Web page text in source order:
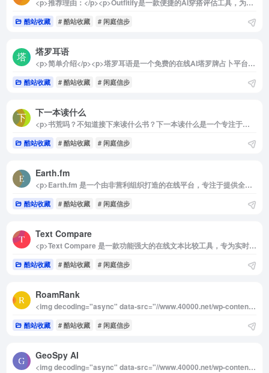
<p>推荐理由：</p><p>Outfitify是一款便捷的AI穿搭评估工具，为用户提供全面、即时的穿搭建议。无需注册，即可通过上传穿搭照片获得评分，AI会根据时尚趋势和搭配原则给出详细的分析和优化建议。无论是日常穿搭还是重要场合，Outfitify都能帮助用户轻松找到最适合的搭配风格，提升个人形象，是一款时尚爱好者的必备工具。</p><img decoding="async" data-src="//www.40000.net/wp-content/uploads/2024/12/20241215075613-675e8b9db14da.jpg" src="https://www.40000.net/wp-content/themes/onenav/images/t.png" alt="Outfitify"><p>详细介绍：</p><p>Outfitify 是一款完全免费的在线AI穿搭评估平台，致力于帮助用户改善和提升个人穿衣风格。用户只需上传自己的穿搭照片，AI系统就会进行详细的评分和分析，提供客观、细致的评估。除了评分，Outfitify还提供针对不同风格、场合的搭配建议，展示更适合的示例，帮助用户找到符合自身特点的穿衣风格。平台的核心算法基于时尚美学与流行趋势的融合，使建议既实用又富有时尚感。</p><p>Outfitify不仅适用于日常穿搭的优化，也适合用于特定场合的形象提升。用户可以从这款工具中获取切合潮流的时尚建议，迅速提高自己的穿搭品位，而免注册的设计使得体验更加便捷。对于任何想要提升个人时尚感的用户来说，Outfitify都是一个值得尝试的选择。</p><img decoding="async" data-src="//www.40000.net/wp-content/uploads/2024/12/20241215075616-675e8ba00779b.webp" src="https://www.40000.net/wp-content/themes/onenav/images/t.png" alt="Outfitify">
酷站收藏 # 酷站收藏 # 闲庭信步
塔罗耳语
<p>简单介绍</p><p>塔罗耳语是一个免费的在线AI塔罗牌占卜平台，利用人工智能技术提供精准的爱情、事业、学业等运势解读。用户可以从多个风格各异的塔罗师中挑选解答者，使得每次占卜都更具个性化。</p><img decoding="async" data-src="//www.40000.net/wp-content/uploads/2024/12/20241215075620-675e8ba439b49.webp" src="https://www.40000.net/wp-content/themes/onenav/images/t.png" alt="塔罗耳语"><p>详细介绍</p><p>塔罗耳语致力于为用户提供专业而独特的AI塔罗牌解读体验，突破了传统的塔罗牌占卜形式，结合AI技术让占卜更便捷和精准。不同于其他AI塔罗平台，塔罗耳语允许用户根据个人偏好选择塔罗师，体验不同风格的解读。平台会根据用户的问题智能推荐最佳的牌阵布局，以确保解读的针对性和有效性。借助先进的人工智能技术，塔罗耳语将神秘的塔罗牌文化带入数字世界，为人们提供独特的生命疑问解答和深刻的心灵洞察。</p>
酷站收藏 # 酷站收藏 # 闲庭信步
下一本读什么
<p>书荒吗？不知道接下来读什么书？下一本读什么是一个专注于图书推荐的平台，旨在帮助书迷们找到理想的阅读选择。网站内容丰富，涵盖了书单推荐、经典图书、精选经典句子和摘抄段落等多种形式，满足不同读者的需求。</p><p>在下一本读什么，用户可以轻松浏览各种书单，从当下流行的畅销书到历久弥新的经典名著，都能找到合适的阅读材料。每本书籍的推荐背后都经过精心筛选，确保为读者提供高质量的阅读体验。</p><p>该网站不仅定期更新内容，以便读者能够发现最新的好书，还支持用户投稿和分享自己的书籍推荐。这样一来，大家可以在一起交流读书的心得与体会，共同探索更多的阅读可能性，分享好书的乐趣。</p><p>无论是寻找灵感，还是想要拓宽阅读视野，下一本读什么都是一个理想的去处，帮助每位读者找到下一个值得投入的读物，轻松告别书荒。</p><img decoding="async" data-src="//www.40000.net/wp-content/uploads/2024/12/20241215075623-675e8ba7bf078.webp" src="https://www.40000.net/wp-content/themes/onenav/images/t.png" alt="下一本读什么">
酷站收藏 # 酷站收藏 # 闲庭信步
Earth.fm
<p>Earth.fm 是一个由非营利组织打造的在线平台，专注于提供全球超过900种高品质的自然声音。这些声音由世界各地的专业录音师实地采集，涵盖了来自不同生态环境的大自然声景。这些音频资源广泛应用于放松、助眠和冥想等方面，帮助用户在日常生活中找到片刻宁静。用户可以通过一个互动的自然声音地图来探索全球丰富的声音景观，也可以根据自己的喜好创建和定制播放列表，个性化地选择声音体验。</p><p>不仅如此，Earth.fm 致力于促进用户心理健康，通过大自然的声音疗愈压力和焦虑，同时该平台还与自然保护紧密相连，鼓励人们关注和保护环境。平台目前推出了移动端APP，让用户随时随地都能享受大自然的声音带来的平静和愉悦体验。通过提供这些丰富的音频资源，Earth.fm 不仅帮助人们从忙碌的生活节奏中抽离，还传递了对地球环境的热爱与保护的理念。</p><img decoding="async" data-src="//www.40000.net/wp-content/uploads/2024/12/20241215075630-675e8bae5cd6a.png" src="https://www.40000.net/wp-content/themes/onenav/images/t.png" alt="Earth.fm">
酷站收藏 # 酷站收藏 # 闲庭信步
Text Compare
<p>Text Compare 是一款功能强大的在线文本比较工具，专为实时显示和管理两个文本文件之间的差异而设计。通过高亮显示不同之处，用户可以快速识别出两个文本的变动，轻松合并或调整这些差异，极大地提升了文档对比和编辑的效率。</p><img decoding="async" data-src="//www.40000.net/wp-content/uploads/2024/12/20241215075638-675e8bb642e3a.png" src="https://www.40000.net/wp-content/themes/onenav/images/t.png" alt="Text Compare"><p>除了基本的文本比较功能，Text Compare 还提供了多种实用的文本处理选项，比如按行排序、反转行顺序、去除空行、删除重复行、以及清除行首尾的空白字符。用户可以选择手动输入文本或者上传文件进行对比操作，整个过程简单便捷。更值得一提的是，这款工具完全免费使用，无需注册或登录，随时随地即可快速开启对比工作。</p><p>对于需要频繁处理和管理文本差异的用户，Text Compare 是一个高效实用的工具，能够帮助轻松应对复杂的文本对比任务，适用于编程、文档编辑、内容审校等多个领域。</p>
酷站收藏 # 酷站收藏 # 闲庭信步
RoamRank
<img decoding="async" data-src="//www.40000.net/wp-content/uploads/2024/12/20241215075644-675e8bbc04139.png" src="https://www.40000.net/wp-content/themes/onenav/images/t.png" alt="RoamRank"><p>RoamRank 是一个专为全球数字游民、远程工作者和长期旅行者打造的城市指南平台，成立于 2024 年 5 月。其目标是成为这一群体寻找理想工作和生活地点时的首选资源，提供最全面、最权威的城市指南和排名。</p><p>RoamRank 采用独特的排名系统，依据城市的可负担性、宜居性、气候条件、网络连通性以及当地社区的活跃度等多方面因素，对全球各大城市进行评估和排序。这种系统为数字游民和远程工作者提供了深入的洞察，帮助他们根据个人需求选择最适合居住和工作的城市。</p><p>平台的数据不仅来自于广泛的网络资源，还依托全球数字游民社区的真实经验分享，以确保信息的准确性和实用性。无论是关于生活成本的最新数据，还是城市中的远程办公设施和网络条件，RoamRank 的指南都以提供高质量、真实的建议为核心，帮助用户轻松找到适合长期居住和工作的理想城市。</p>
酷站收藏 # 酷站收藏 # 闲庭信步
GeoSpy AI
<img decoding="async" data-src="//www.40000.net/wp-content/uploads/2024/12/20241215075648-675e8bc028324.png" src="https://www.40000.net/wp-content/themes/onenav/images/t.png" alt="GeoSpy AI"><p>GeoSpy AI 是一款由 Graylark Technologies 开发的先进 AI 图片定位工具，专注于通过人工智能技术对照片进行地理位置识别和情报分析。用户只需上传图片，GeoSpy AI 就能够精准推断和跟踪照片的地理位置，帮助提取关键的地理数据。此外，该工具还可以分析卫星图像和地图数据，广泛应用于城市规划、环境监测、军事情报等多个领域。GeoSpy AI 具备强大的功能，包括目标识别、地形分析和趋势预测，能够为专业用户提供高效的地理信息处理。目前，GeoSpy AI 提供免费使用服务，且无需注册，方便用户轻松上手体验其强大的定位和分析能力。</p>